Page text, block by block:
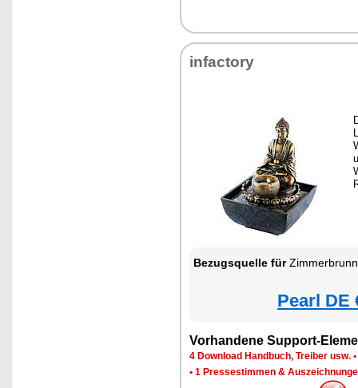
infactory
Bezugsquelle für
Pearl DE
Vorhandene Support-
4 Download Handbuch, Treiber usw. •
• 1 Pressestimmen &